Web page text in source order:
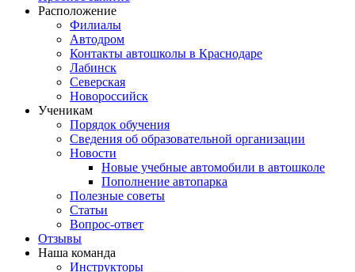
Расположение
Филиалы
Автодром
Контакты автошколы в Краснодаре
Лабинск
Северская
Новороссийск
Ученикам
Порядок обучения
Сведения об образовательной организации
Новости
Новые учебные автомобили в автошколе
Пополнение автопарка
Полезные советы
Статьи
Вопрос-ответ
Отзывы
Наша команда
Инструкторы